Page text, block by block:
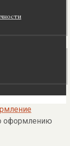
оформлению